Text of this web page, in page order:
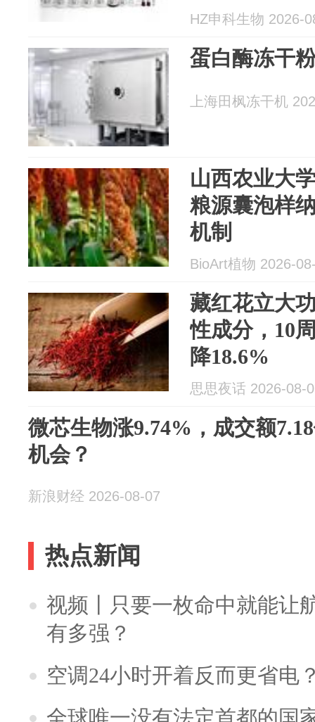
HZ申科生物 2026-
蛋白酶冻干
上海田枫冻干机
山西农业大
粮源囊泡样
机制
BioArt植物 2026-
藏红花立大
性成分，10
降18.6%
思思夜话 2026-08-
微芯生物涨9.74%，成交额
机会？
新浪财经 2026-08-07
热点新闻
视频丨只要一枚命中就能让
有多强？
空调24小时开着反而更省电